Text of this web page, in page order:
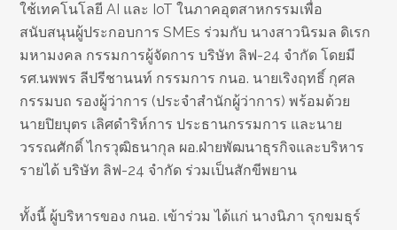
ใช้เทคโนโลยี AI และ IoT ในภาคอุตสาหกรรมเพื่อ
สนับสนุนผู้ประกอบการ SMEs ร่วมกับ นางสาวนิรมล ดิเรก
มหามงคล กรรมการผู้จัดการ บริษัท ลิฟ-24 จำกัด โดยมี
รศ.นพพร ลีปรีชานนท์ กรรมการ กนอ. นายเริงฤทธิ์ กุศล
กรรมบถ รองผู้ว่าการ (ประจำสำนักผู้ว่าการ) พร้อมด้วย
นายปิยบุตร เลิศดำริห์การ ประธานกรรมการ และนาย
วรรณศักดิ์ ไกรวุฒิธนากุล ผอ.ฝ่ายพัฒนาธุรกิจและบริหาร
รายได้ บริษัท ลิฟ-24 จำกัด ร่วมเป็นสักขีพยาน
ทั้งนี้ ผู้บริหารของ กนอ. เข้าร่วม ได้แก่ นางนิภา รุกขมธุร์